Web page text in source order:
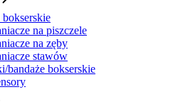
na piszczele
na zęby
stawów
bandaże bokserskie